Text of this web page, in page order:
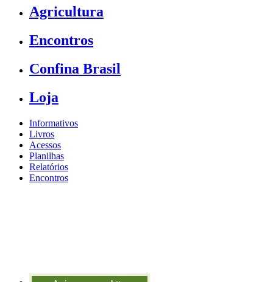
Agricultura
Encontros
Confina Brasil
Loja
Informativos
Livros
Acessos
Planilhas
Relatórios
Encontros